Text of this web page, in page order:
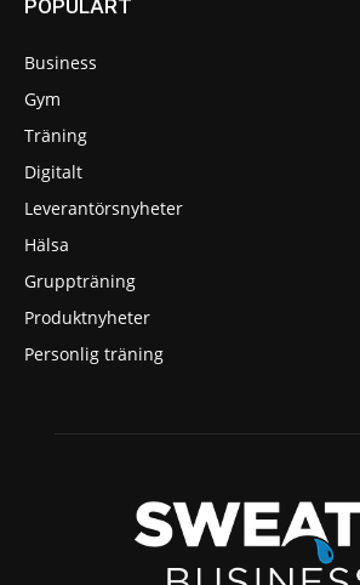
POPULÄRT
Business
Gym
Träning
Digitalt
Leverantörsnyheter
Hälsa
Gruppträning
Produktnyheter
Personlig träning